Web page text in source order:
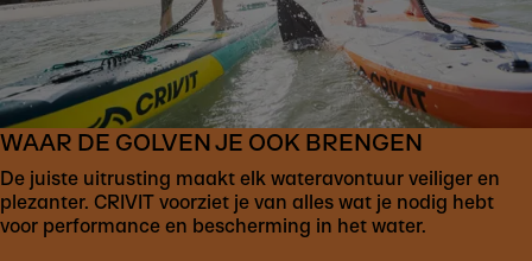
WAAR DE GOLVEN JE OOK BRENGEN
De juiste uitrusting maakt elk wateravontuur veiliger en
plezanter. CRIVIT voorziet je van alles wat je nodig hebt
voor performance en bescherming in het water.